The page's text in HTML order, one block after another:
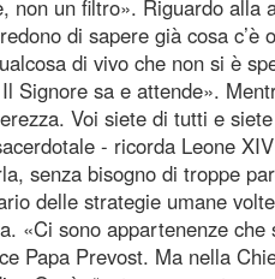
non un filtro». Riguardo alla
di sapere già cosa
di vivo che non si è
Signore sa e attende».
Voi siete di tutti e
- ricorda Leone
senza bisogno di troppe
delle strategie umane
«Ci sono appartenenze
Papa Prevost. Ma nella